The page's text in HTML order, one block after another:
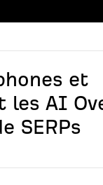
et
les AI
SERPs